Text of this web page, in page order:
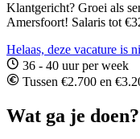
Klantgericht? Groei als
Amersfoort! Salaris tot
Helaas, deze vacature is
36 - 40 uur per week
Tussen €2.700 en
Wat ga je doen?